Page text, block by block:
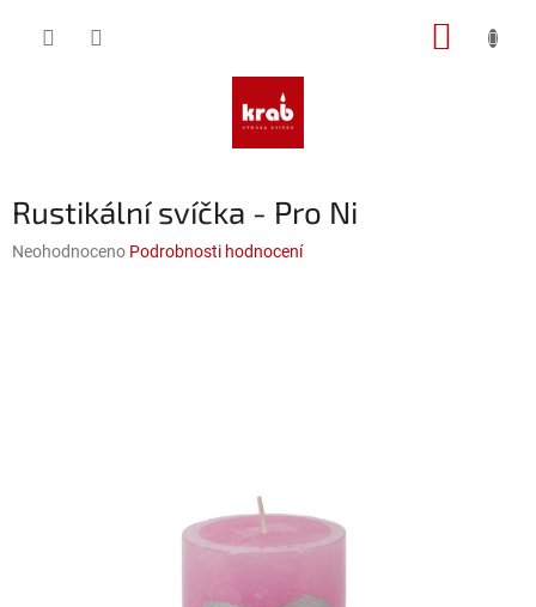
Rustikální svíčka - Pro Ni
Průměrné
Neohodnoceno Podrobnosti hodnocení